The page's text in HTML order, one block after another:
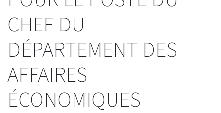
CHEF DU
DÉPARTEMENT DES
AFFAIRES
ÉCONOMIQUES